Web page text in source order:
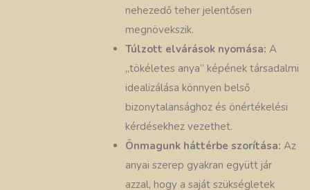
nehezedő teher jelentősen
megnövekszik.
Túlzott elvárások nyomása: A
„tökéletes anya” képének társadalmi
idealizálása könnyen belső
bizonytalansághoz és önértékelési
kérdésekhez vezethet.
Önmagunk háttérbe szorítása: Az
anyai szerep gyakran együtt jár
azzal, hogy a saját szükségletek